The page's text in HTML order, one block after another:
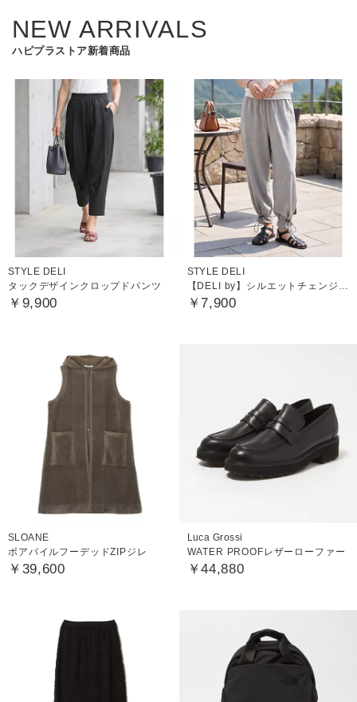
NEW ARRIVALS
ハピプラストア新着商品
STYLE DELI
タックデザインクロップドパンツ
￥9,900
STYLE DELI
【DELI by】シルエットチェンジイージージョグパンツ
￥7,900
SLOANE
ボアパイルフーデッドZIPジレ
￥39,600
Luca Grossi
WATER PROOFレザーローファー
￥44,880